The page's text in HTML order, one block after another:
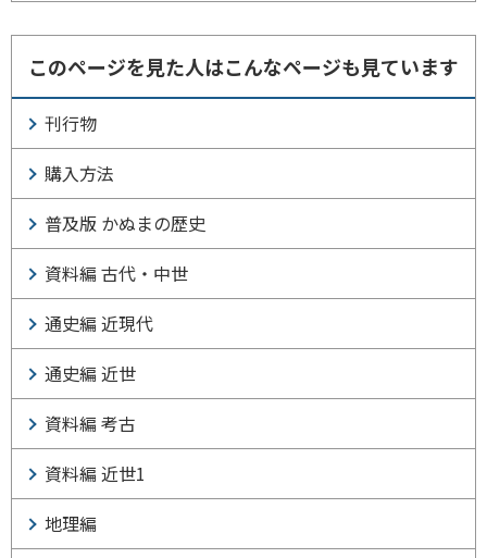
このページを見た人はこんなページも見ています
刊行物
購入方法
普及版 かぬまの歴史
資料編 古代・中世
通史編 近現代
通史編 近世
資料編 考古
資料編 近世1
地理編